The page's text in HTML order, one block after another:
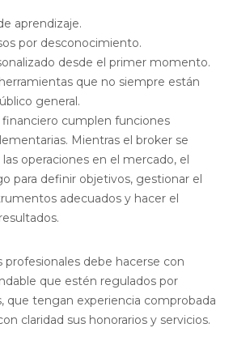
aprendizaje.
por desconocimiento.
desde el primer momento.
que no siempre están
general.
financiero cumplen funciones
Mientras el broker se
operaciones en el mercado, el
para definir objetivos, gestionar el
adecuados y hacer el
profesionales debe hacerse con
que estén regulados por
que tengan experiencia comprobada
claridad sus honorarios y servicios.